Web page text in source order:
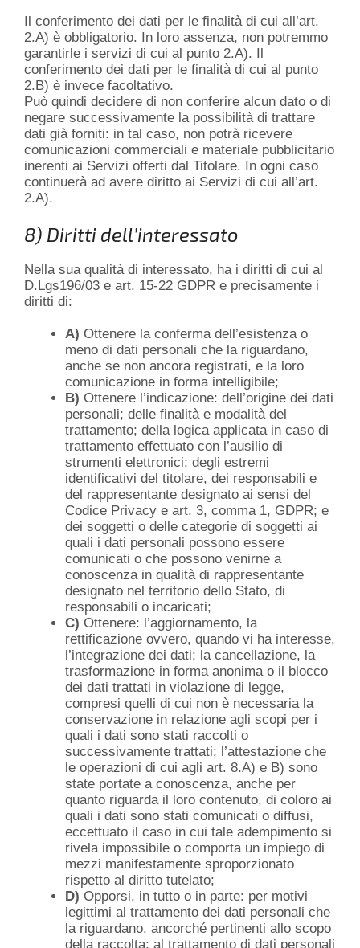
Il conferimento dei dati per le finalità di cui all’art.
2.A) è obbligatorio. In loro assenza, non potremmo
garantirle i servizi di cui al punto 2.A). Il
conferimento dei dati per le finalità di cui al punto
2.B) è invece facoltativo.
Può quindi decidere di non conferire alcun dato o di
negare successivamente la possibilità di trattare
dati già forniti: in tal caso, non potrà ricevere
comunicazioni commerciali e materiale pubblicitario
inerenti ai Servizi offerti dal Titolare. In ogni caso
continuerà ad avere diritto ai Servizi di cui all’art.
2.A).
8) Diritti dell’interessato
Nella sua qualità di interessato, ha i diritti di cui al
D.Lgs196/03 e art. 15-22 GDPR e precisamente i
diritti di:
A) Ottenere la conferma dell’esistenza o
meno di dati personali che la riguardano,
anche se non ancora registrati, e la loro
comunicazione in forma intelligibile;
B) Ottenere l’indicazione: dell’origine dei dati
personali; delle finalità e modalità del
trattamento; della logica applicata in caso di
trattamento effettuato con l’ausilio di
strumenti elettronici; degli estremi
identificativi del titolare, dei responsabili e
del rappresentante designato ai sensi del
Codice Privacy e art. 3, comma 1, GDPR; e
dei soggetti o delle categorie di soggetti ai
quali i dati personali possono essere
comunicati o che possono venirne a
conoscenza in qualità di rappresentante
designato nel territorio dello Stato, di
responsabili o incaricati;
C) Ottenere: l’aggiornamento, la
rettificazione ovvero, quando vi ha interesse,
l’integrazione dei dati; la cancellazione, la
trasformazione in forma anonima o il blocco
dei dati trattati in violazione di legge,
compresi quelli di cui non è necessaria la
conservazione in relazione agli scopi per i
quali i dati sono stati raccolti o
successivamente trattati; l’attestazione che
le operazioni di cui agli art. 8.A) e B) sono
state portate a conoscenza, anche per
quanto riguarda il loro contenuto, di coloro ai
quali i dati sono stati comunicati o diffusi,
eccettuato il caso in cui tale adempimento si
rivela impossibile o comporta un impiego di
mezzi manifestamente sproporzionato
rispetto al diritto tutelato;
D) Opporsi, in tutto o in parte: per motivi
legittimi al trattamento dei dati personali che
la riguardano, ancorché pertinenti allo scopo
della raccolta; al trattamento di dati personali